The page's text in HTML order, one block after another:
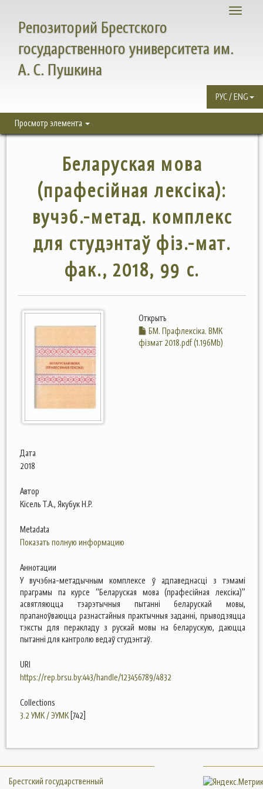
Toggle
Репозиторий Брестского
государственного университета им.
А. С. Пушкина
РУС / ENG
Просмотр элемента
Беларуская мова
(прафесійная лексіка):
вучэб.-метад. комплекс
для студэнтаў фіз.-мат.
фак., 2018, 99 с.
Открыть
БМ. Прафлексіка. ВМК
фізмат 2018.pdf (1.196Mb)
Дата
2018
Автор
Кісель Т.А., Якубук Н.Р.
Metadata
Показать полную информацию
Аннотации
У вучэбна-метадычным комплексе ў адпаведнасці з тэмамі
праграмы па курсе “Беларуская мова (прафесійная лексіка)”
асвятляюцца тэарэтычныя пытанні беларускай мовы,
прапаноўваюцца разнастайныя практычныя заданні, прыводзяцца
тэксты для перакладу з рускай мовы на беларускую, даюцца
пытанні для кантролю ведаў студэнтаў.
URI
https://rep.brsu.by:443/handle/123456789/4832
Collections
3.2 УМК / ЭУМК [742]
Брестский государственный